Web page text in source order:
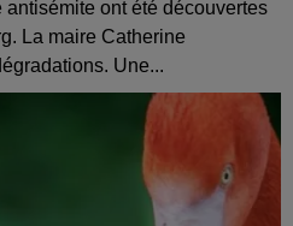
ont été découvertes
La maire Catherine
Une...